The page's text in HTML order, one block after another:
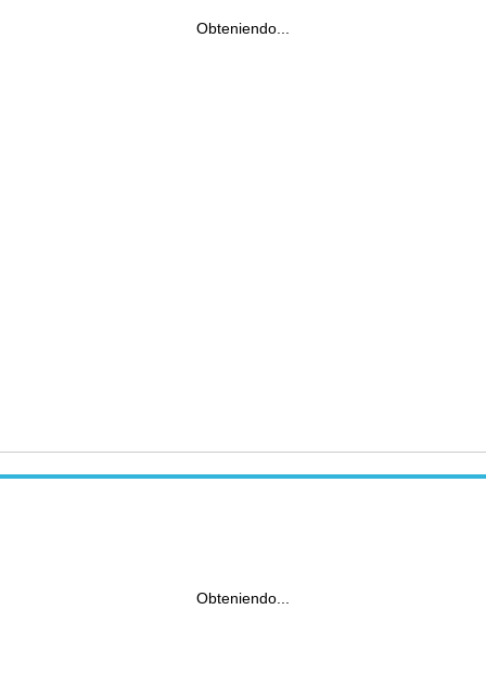
Obteniendo...
Obteniendo...